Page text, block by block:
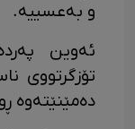
و بەعسییە.
ئەوین
تۆزگرتووی
دەمێنێتەوە